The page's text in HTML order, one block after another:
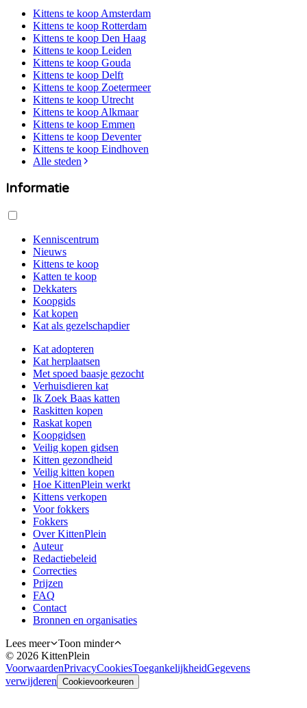
Kittens te koop Amsterdam
Kittens te koop Rotterdam
Kittens te koop Den Haag
Kittens te koop Leiden
Kittens te koop Gouda
Kittens te koop Delft
Kittens te koop Zoetermeer
Kittens te koop Utrecht
Kittens te koop Alkmaar
Kittens te koop Emmen
Kittens te koop Deventer
Kittens te koop Eindhoven
Alle steden
Informatie
Kenniscentrum
Nieuws
Kittens te koop
Katten te koop
Dekkaters
Koopgids
Kat kopen
Kat als gezelschapdier
Kat adopteren
Kat herplaatsen
Met spoed baasje gezocht
Verhuisdieren kat
Ik Zoek Baas katten
Raskitten kopen
Raskat kopen
Koopgidsen
Veilig kopen gidsen
Kitten gezondheid
Veilig kitten kopen
Hoe KittenPlein werkt
Kittens verkopen
Voor fokkers
Fokkers
Over KittenPlein
Auteur
Redactiebeleid
Correcties
Prijzen
FAQ
Contact
Bronnen en organisaties
Lees meer
Toon minder
© 2026 KittenPlein
VoorwaardenPrivacyCookiesToegankelijkheidGegevens
verwijderen Cookievoorkeuren